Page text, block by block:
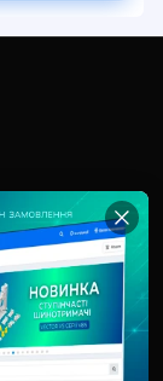
10-В, оф.